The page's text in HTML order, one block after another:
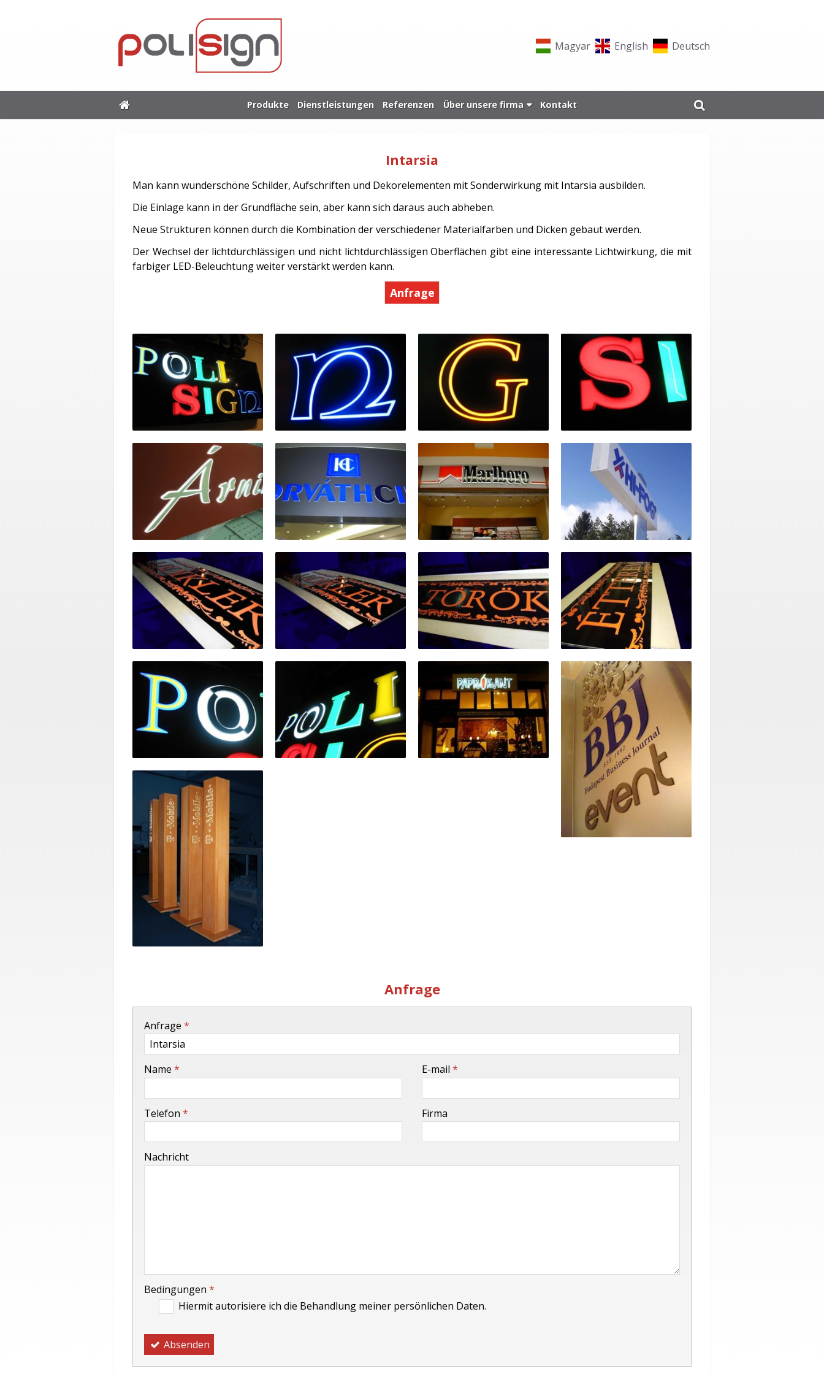
Magyar English Deutsch
Produkte Dienstleistungen Referenzen Über unsere firma Kontakt
Intarsia
Man kann wunderschöne Schilder, Aufschriften und Dekorelementen mit Sonderwirkung mit Intarsia ausbilden.
Die Einlage kann in der Grundfläche sein, aber kann sich daraus auch abheben.
Neue Strukturen können durch die Kombination der verschiedener Materialfarben und Dicken gebaut werden.
Der Wechsel der lichtdurchlässigen und nicht lichtdurchlässigen Oberflächen gibt eine interessante Lichtwirkung, die mit
farbiger LED-Beleuchtung weiter verstärkt werden kann.
Anfrage
Anfrage
-
-
-
-
Anfrage *
Name * E-mail *
Telefon * Firma
Nachricht
Bedingungen *
Hiermit autorisiere ich die Behandlung meiner persönlichen Daten.
Absenden